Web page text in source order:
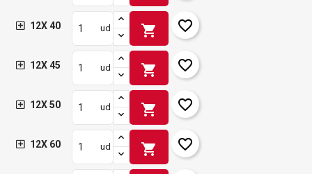
12X 40 ud shopping_cart favorite_border
12X 45 ud shopping_cart favorite_border
12X 50 ud shopping_cart favorite_border
12X 60 ud shopping_cart favorite_border